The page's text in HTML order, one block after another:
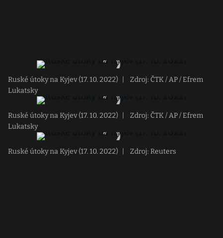
Ruské útoky na Kyjev (17. 10. 2022)
Zdroj: ČTK / AP / Efrem
Lukatsky
Ruské útoky na Kyjev (17. 10. 2022)
Zdroj: ČTK / AP / Efrem
Lukatsky
Ruské útoky na Kyjev (17. 10. 2022) Zdroj: Reuters